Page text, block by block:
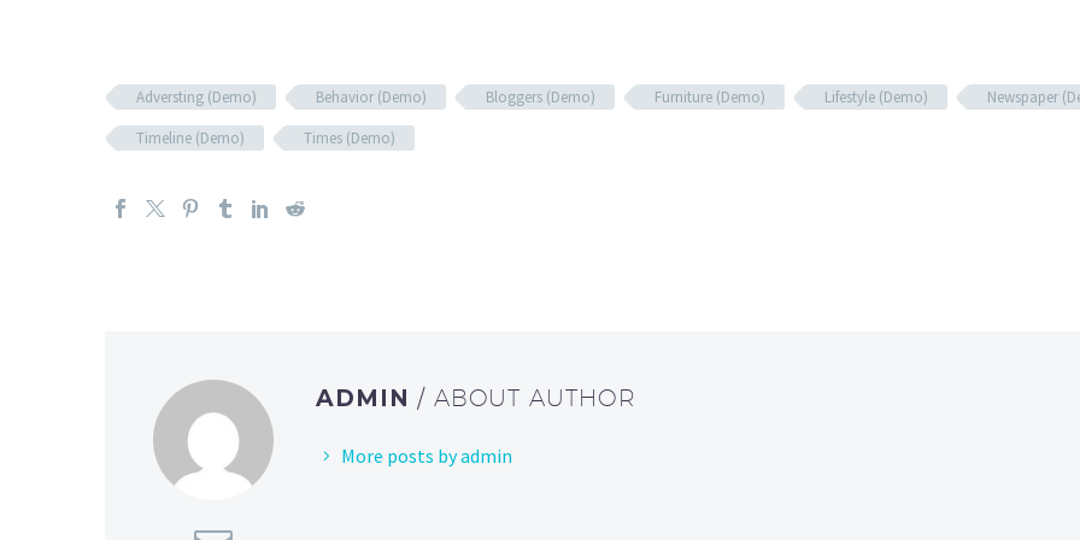
Adversting (Demo) Behavior (Demo) Bloggers (Demo) Furniture (Demo) Lifestyle (Demo) Newspaper
Timeline (Demo)
Times (Demo)
ADMIN / ABOUT AUTHOR
More posts by admin